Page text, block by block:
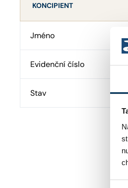
KONCIPIENT
Jméno
Evidenční číslo
Stav